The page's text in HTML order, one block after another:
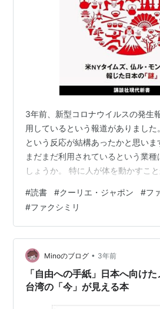
3年前、新型コロナウイルスの発生
用しているという報道がありました
という反応が結構あったかと思い
まだまだ利用されているという業
しょうか。 特に人が体を動かすこ
きるけれど、パソコンやスキャナー
(データ化)が困難である場合。医療
そうです。 製造業もファックスば
都度洗ってパソコンへ向かう方が
を書き込み、機械に読み込んでもら
ちからから確認しないといけませ
#読書 #クーリエ・ジャポン #フ
#ファクシミリ
Minoのブログ • 3年前
「自由への手紙」日本へ向け
台湾の「今」が見える本